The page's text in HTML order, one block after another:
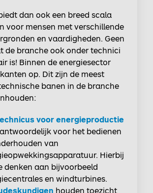
dan ook een breed scala
voor mensen met verschillende
en vaardigheden. Geen
de branche ook onder technici
is! Binnen de energiesector
op. Dit zijn de meest
banen in de branche
voor energieproductie
voor het bedienen
van
Hierbij
denken aan bijvoorbeeld
en windturbines.
houden toezicht